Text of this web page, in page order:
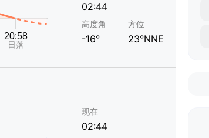
02:44
高度角
-16°
方位
23°NNE
现在
02:44